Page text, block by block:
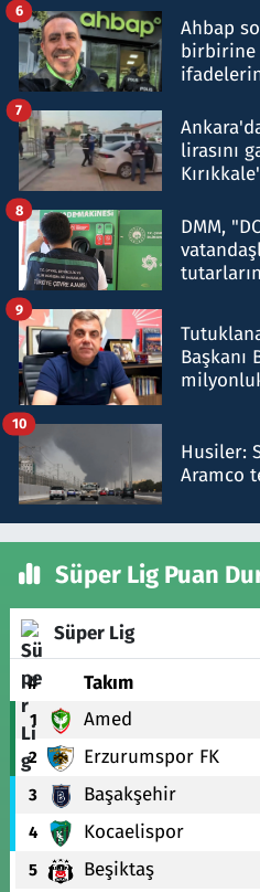
Ahbap
birbirine
6
lirasını
7
DMM,
8
Başkanı
9
Husiler:
Aramco
10
Süper Lig Puan
Süper Lig
# Takım
1 Amed
2 Erzurumspor FK
3 Başakşehir
4 Kocaelispor
5 Beşiktaş